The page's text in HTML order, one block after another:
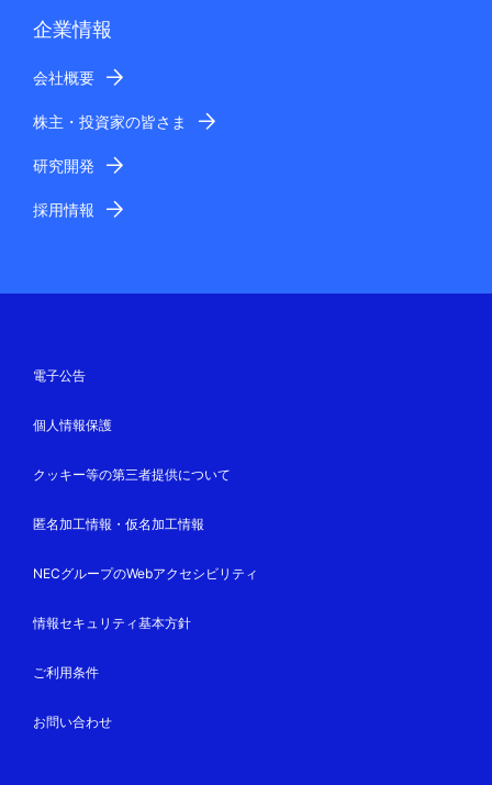
企業情報
会社概要
株主・投資家の皆さま
研究開発
採用情報
電子公告
個人情報保護
クッキー等の第三者提供について
匿名加工情報・仮名加工情報
NECグループのWebアクセシビリティ
情報セキュリティ基本方針
ご利用条件
お問い合わせ